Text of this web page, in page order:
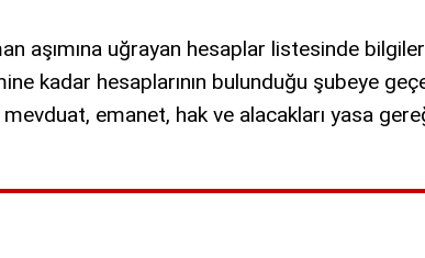
aşımına uğrayan hesaplar listesinde
kadar hesaplarının bulunduğu şubeye
mevduat, emanet, hak ve alacakları yasa